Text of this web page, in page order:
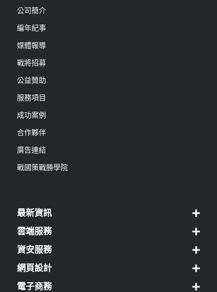
公司簡介
編年紀事
媒體報導
戰將招募
公益贊助
服務項目
成功案例
合作夥伴
廣告連結
戰國策戰勝學院
最新資訊
雲端服務
資安服務
網頁設計
電子商務